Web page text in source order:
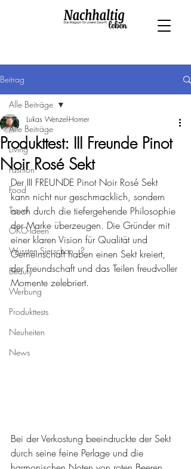
Beitrag
Alle Beiträge
Living
Fashion
Food
Travel
ÖKO-Ideen
Wussten Sie schon...?
Beauty
Werbung
Produkttests
Neuheiten
News
Alle Beiträge
Produkttest: III Freunde Pinot
Noir Rosé Sekt
Lukas Wenzel-Horner
Der III FREUNDE Pinot Noir Rosé Sekt
kann nicht nur geschmacklich, sondern
auch durch die tiefergehende Philosophie
der Marke überzeugen. Die Gründer mit
einer klaren Vision für Qualität und
Gemeinschaft haben einen Sekt kreiert,
der Freundschaft und das Teilen freudvoller
Momente zelebriert.
Bei der Verkostung beeindruckte der Sekt
durch seine feine Perlage und die